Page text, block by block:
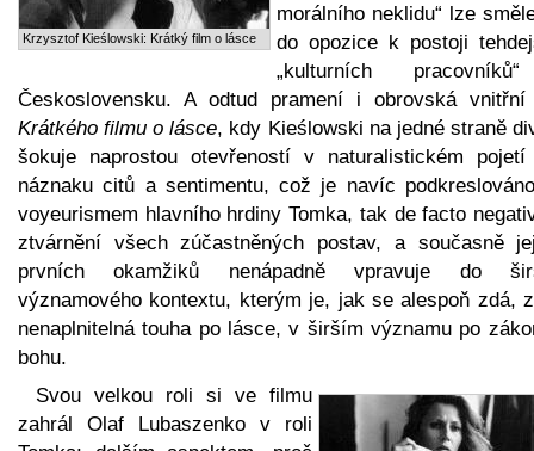
Krzysztof Kieślowski: Krátký film o lásce
morálního neklidu“ lze
do opozice k postoji
„kulturních
Československu. A odtud pramení i obrovská
Krátkého filmu o lásce, kdy Kieślowski na jedné straně
šokuje naprostou otevřeností v naturalistickém pojetí
náznaku citů a sentimentu, což je navíc
voyeurismem hlavního hrdiny Tomka, tak de facto
ztvárnění všech zúčastněných postav, a současně
prvních okamžiků nenápadně vpravuje do
významového kontextu, kterým je, jak se alespoň zdá,
nenaplnitelná touha po lásce, v širším významu po
bohu.
Svou velkou roli si ve filmu
zahrál Olaf Lubaszenko v roli